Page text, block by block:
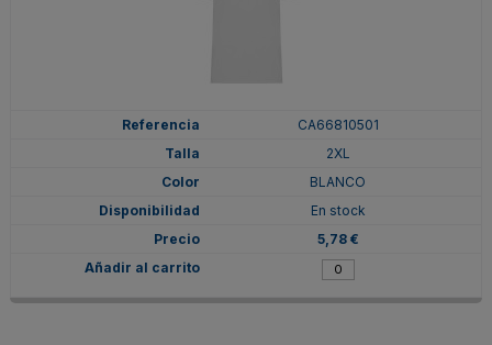
CA66810501
2XL
BLANCO
En stock
5,78 €